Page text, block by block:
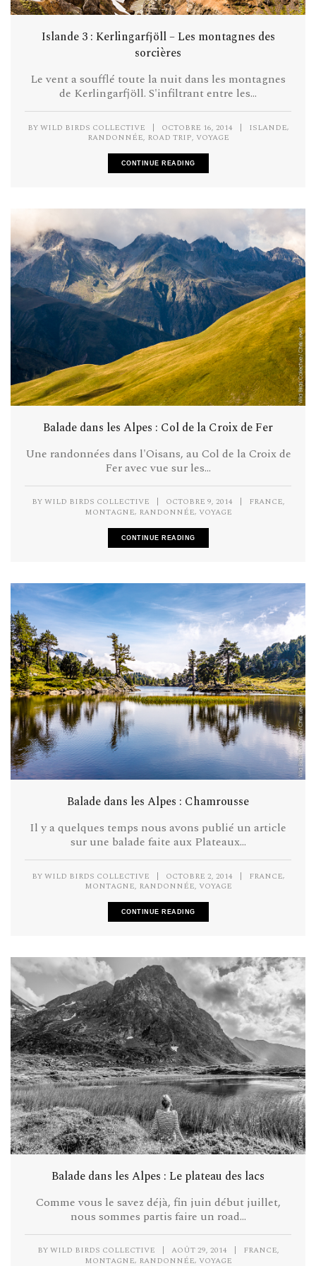
Islande 3 : Kerlingarfjöll – Les montagnes des
sorcières
Le vent a soufflé toute la nuit dans les montagnes
de Kerlingarfjöll. S'infiltrant entre les...
BYWILD BIRDS COLLECTIVE | OCTOBRE 16, 2014 | ISLANDE,
RANDONNÉE, ROAD TRIP, VOYAGE
CONTINUE READING
Balade dans les Alpes : Col de la Croix de Fer
Une randonnées dans l'Oisans, au Col de la Croix de
Fer avec vue sur les...
BYWILD BIRDS COLLECTIVE | OCTOBRE 9, 2014 | FRANCE,
MONTAGNE, RANDONNÉE, VOYAGE
CONTINUE READING
Balade dans les Alpes : Chamrousse
Il y a quelques temps nous avons publié un article
sur une balade faite aux Plateaux...
BYWILD BIRDS COLLECTIVE | OCTOBRE 2, 2014 | FRANCE,
MONTAGNE, RANDONNÉE, VOYAGE
CONTINUE READING
Balade dans les Alpes : Le plateau des lacs
Comme vous le savez déjà, fin juin début juillet,
nous sommes partis faire un road...
BYWILD BIRDS COLLECTIVE | AOÛT 29, 2014 | FRANCE,
MONTAGNE, RANDONNÉE, VOYAGE